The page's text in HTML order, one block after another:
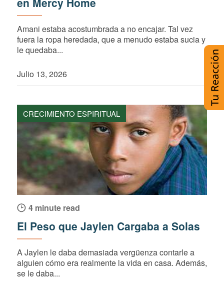
Amani estaba acostumbrada a no encajar. Tal vez
fuera la ropa heredada, que a menudo estaba sucia y
le quedaba...
Julio 13, 2026
CRECIMIENTO ESPIRITUAL
4 minute read
El Peso que Jaylen Cargaba a Solas
A Jaylen le daba demasiada vergüenza contarle a
alguien cómo era realmente la vida en casa. Además,
se le daba...